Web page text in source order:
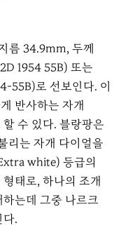
름 34.9mm, 두께
1954 55B) 또는
55B)로 선보인다. 이
반사하는 자개
수 있다. 블랑팡은
리는 자개 다이얼을
white) 등급의
태로, 하나의 조개
는데 그중 나르크
다.